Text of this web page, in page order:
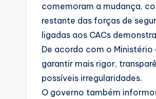
comemoram a mudança,
restante das forças de
ligadas aos CACs
De acordo com o
garantir mais rigor,
possíveis irregularidades.
O governo também